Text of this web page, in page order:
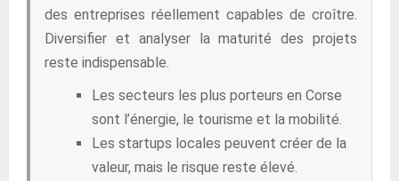
des entreprises réellement capables de croître.
Diversifier et analyser la maturité des projets
reste indispensable.
Les secteurs les plus porteurs en Corse
sont l’énergie, le tourisme et la mobilité.
Les startups locales peuvent créer de la
valeur, mais le risque reste élevé.